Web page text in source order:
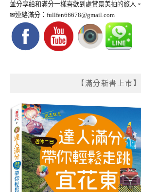
並分享給和滿分一樣喜歡到處賞景美拍的旅人。
✉連絡滿分： fullfen66678@gmail.com
【滿分新書上市】